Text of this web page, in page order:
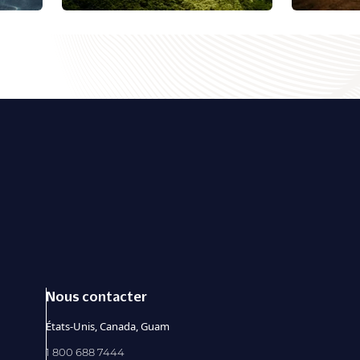
Nous contacter
États-Unis, Canada, Guam
1 800 688 7444